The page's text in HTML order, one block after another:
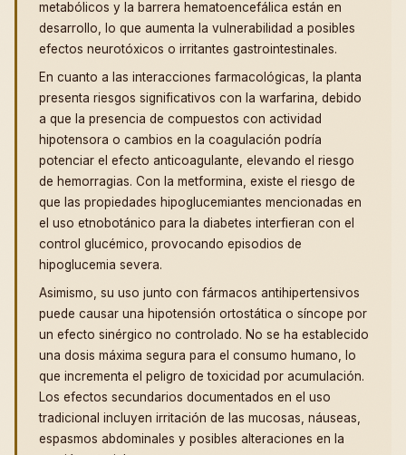
metabólicos y la barrera hematoencefálica están en
desarrollo, lo que aumenta la vulnerabilidad a posibles
efectos neurotóxicos o irritantes gastrointestinales.
En cuanto a las interacciones farmacológicas, la planta
presenta riesgos significativos con la warfarina, debido
a que la presencia de compuestos con actividad
hipotensora o cambios en la coagulación podría
potenciar el efecto anticoagulante, elevando el riesgo
de hemorragias. Con la metformina, existe el riesgo de
que las propiedades hipoglucemiantes mencionadas en
el uso etnobotánico para la diabetes interfieran con el
control glucémico, provocando episodios de
hipoglucemia severa.
Asimismo, su uso junto con fármacos antihipertensivos
puede causar una hipotensión ortostática o síncope por
un efecto sinérgico no controlado. No se ha establecido
una dosis máxima segura para el consumo humano, lo
que incrementa el peligro de toxicidad por acumulación.
Los efectos secundarios documentados en el uso
tradicional incluyen irritación de las mucosas, náuseas,
espasmos abdominales y posibles alteraciones en la